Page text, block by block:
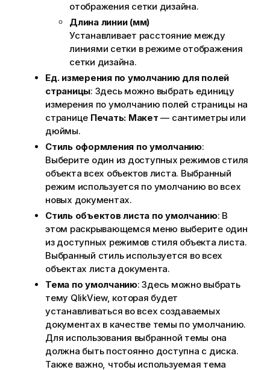
отображения сетки дизайна.
Длина линии (мм)
Устанавливает расстояние между
линиями сетки в режиме отображения
сетки дизайна.
Ед. измерения по умолчанию для полей
страницы: Здесь можно выбрать единицу
измерения по умолчанию полей страницы на
странице Печать: Макет — сантиметры или
дюймы.
Стиль оформления по умолчанию:
Выберите один из доступных режимов стиля
объекта всех объектов листа. Выбранный
режим используется по умолчанию во всех
новых документах.
Стиль объектов листа по умолчанию: В
этом раскрывающемся меню выберите один
из доступных режимов стиля объекта листа.
Выбранный стиль используется во всех
объектах листа документа.
Тема по умолчанию: Здесь можно выбрать
тему QlikView, которая будет
устанавливаться во всех создаваемых
документах в качестве темы по умолчанию.
Для использования выбранной темы она
должна быть постоянно доступна с диска.
Также важно, чтобы используемая тема